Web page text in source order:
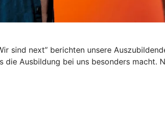
sind next” berichten unsere
die Ausbildung bei uns besonders